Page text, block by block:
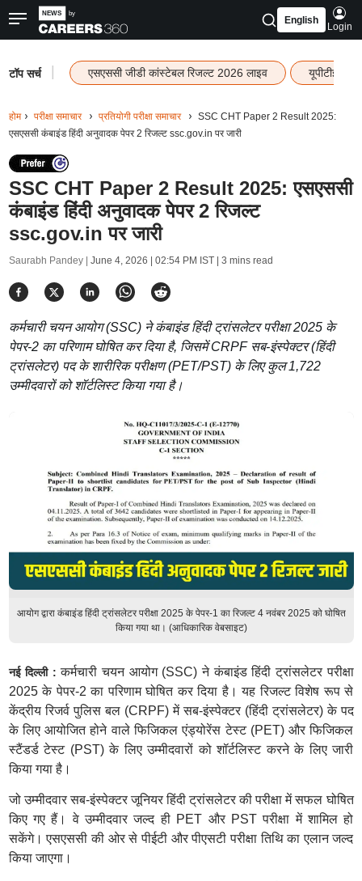
English
Login
टॉप सर्च एसएससी जीडी कांस्टेबल रिजल्ट 2026 लाइव यूपीटीईटी
होम परीक्षा समाचार प्रतियोगी परीक्षा समाचार
SSC CHT Paper 2 Result 2025:
एसएससी कंबाइंड हिंदी अनुवादक पेपर 2 रिजल्ट ssc.gov.in पर जारी
SSC CHT Paper 2 Result 2025: एसएससी
कंबाइंड हिंदी अनुवादक पेपर 2 रिजल्ट
ssc.gov.in पर जारी
Saurabh Pandey | June 4, 2026 | 02:54 PM IST| 3 mins read
कर्मचारी चयन आयोग (SSC) ने कंबाइंड हिंदी ट्रांसलेटर परीक्षा 2025 के
पेपर-2 का परिणाम घोषित कर दिया है, जिसमें CRPF सब-इंस्पेक्टर (हिंदी
ट्रांसलेटर) पद के शारीरिक परीक्षण (PET/PST) के लिए कुल 1,722
उम्मीदवारों को शॉर्टलिस्ट किया गया है।
आयोग द्वारा कंबाइंड हिंदी ट्रांसलेटर परीक्षा 2025 के पेपर-1 का रिजल्ट 4 नवंबर 2025 को घोषित
किया गया था। (आधिकारिक वेबसाइट)
नई दिल्ली :कर्मचारी चयन आयोग (SSC) ने कंबाइंड हिंदी ट्रांसलेटर परीक्षा
2025 के पेपर-2 का परिणाम घोषित कर दिया है। यह रिजल्ट विशेष रूप से
केंद्रीय रिजर्व पुलिस बल (CRPF) में सब-इंस्पेक्टर (हिंदी ट्रांसलेटर) के पद
के लिए आयोजित होने वाले फिजिकल एंड्योरेंस टेस्ट (PET) और फिजिकल
स्टैंडर्ड टेस्ट (PST) के लिए उम्मीदवारों को शॉर्टलिस्ट करने के लिए जारी
किया गया है।
जो उम्मीदवार सब-इंस्पेक्टर जूनियर हिंदी ट्रांसलेटर की परीक्षा में सफल घोषित
किए गए हैं। वे उम्मीदवार जल्द ही PET और PST परीक्षा में शामिल हो
सकेंगे। एसएससी की ओर से पीईटी और पीएसटी परीक्षा तिथि का एलान जल्द
किया जाएगा।